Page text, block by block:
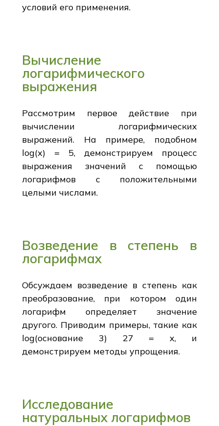
условий его применения.
Вычисление
логарифмического
выражения
Рассмотрим первое действие при
вычислении логарифмических
выражений. На примере, подобном
log(x) = 5, демонстрируем процесс
выражения значений с помощью
логарифмов с положительными
целыми числами.
Возведение в степень в
логарифмах
Обсуждаем возведение в степень как
преобразование, при котором один
логарифм определяет значение
другого. Приводим примеры, такие как
log(основание 3) 27 = x, и
демонстрируем методы упрощения.
Исследование
натуральных логарифмов